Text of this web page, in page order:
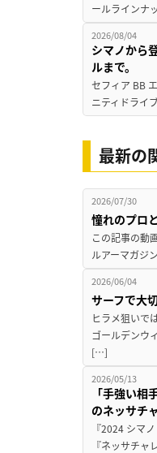
ールラインナ
2026/08/04
シマノから
ルまで。
セフィア BB
ニティドライ
最新の
2026/07/30
憧れのプロ
この記事の動
ルアーマガジ
2026/06/04
サーフで大
ヒラメ狙いで
ゴールデンウ
[…]
2026/05/13
「手強い
のネッサチ
『2024 シマ
『ネッサチ